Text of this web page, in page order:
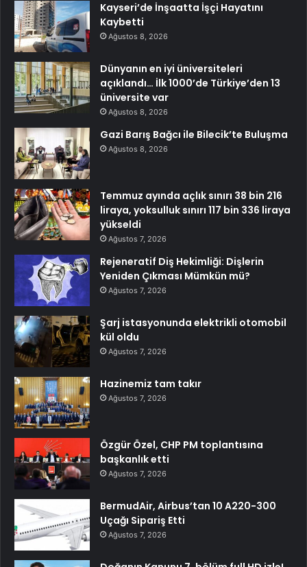
Kayseri’de İnşaatta İşçi Hayatını
Kaybetti
Ağustos 8, 2026
Dünyanın en iyi üniversiteleri
açıklandı… İlk 1000’de Türkiye’den 13
üniversite var
Ağustos 8, 2026
Gazi Barış Bağcı ile Bilecik’te Buluşma
Ağustos 8, 2026
Temmuz ayında açlık sınırı 38 bin 216
liraya, yoksulluk sınırı 117 bin 336 liraya
yükseldi
Ağustos 7, 2026
Rejeneratif Diş Hekimliği: Dişlerin
Yeniden Çıkması Mümkün mü?
Ağustos 7, 2026
Şarj istasyonunda elektrikli otomobil
kül oldu
Ağustos 7, 2026
Hazinemiz tam takır
Ağustos 7, 2026
Özgür Özel, CHP PM toplantısına
başkanlık etti
Ağustos 7, 2026
BermudAir, Airbus’tan 10 A220-300
Uçağı Sipariş Etti
Ağustos 7, 2026